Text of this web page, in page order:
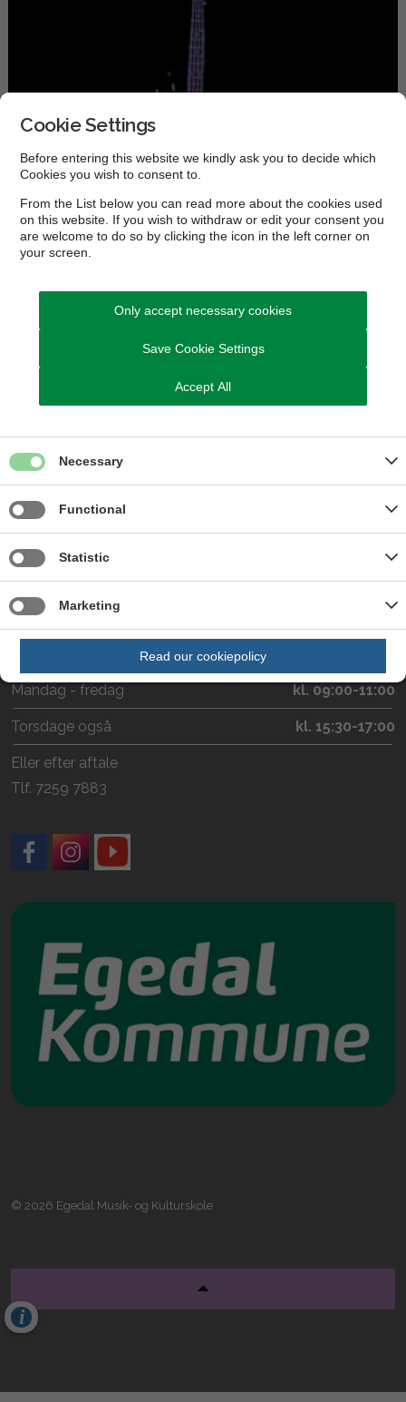
Find dit undervisningstilbud
Egedal Musik- og Kulturskole
3650 Ølstykke
CVR nr. 29188386
EAN nr. 5798008080999
P-nr. 1003428552
E-mail:musikogkulturskolen@egekom.dk
Telefontid
Sekretær Jeanne Hartvig træffes:
Mandag - fredag kl. 09:00-11:00
Torsdage også kl. 15:30-17:00
Eller efter aftale
Tlf. 7259 7883
© 2026 Egedal Musik- og Kulturskole
Cookies
Cookie Settings
Before entering this website we kindly ask you to decide which
Cookies you wish to consent to.
From the List below you can read more about the cookies used
on this website. If you wish to withdraw or edit your consent you
are welcome to do so by clicking the icon in the left corner on
your screen.
Only accept necessary cookies
Save Cookie Settings
Accept All
Necessary
Functional
Statistic
Marketing
Read our cookiepolicy